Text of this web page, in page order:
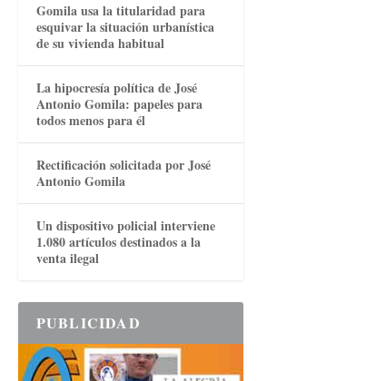
Gomila usa la titularidad para
esquivar la situación urbanística
de su vivienda habitual
La hipocresía política de José
Antonio Gomila: papeles para
todos menos para él
Rectificación solicitada por José
Antonio Gomila
Un dispositivo policial interviene
1.080 artículos destinados a la
venta ilegal
PUBLICIDAD